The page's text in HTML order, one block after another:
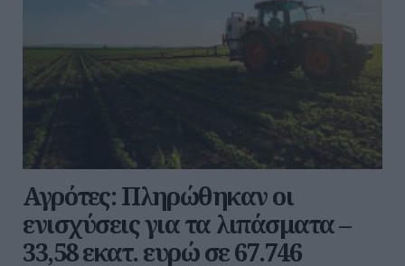
Αγρότες: Πληρώθηκαν οι
ενισχύσεις για τα λιπάσματα –
33,58 εκατ. ευρώ σε 67.746